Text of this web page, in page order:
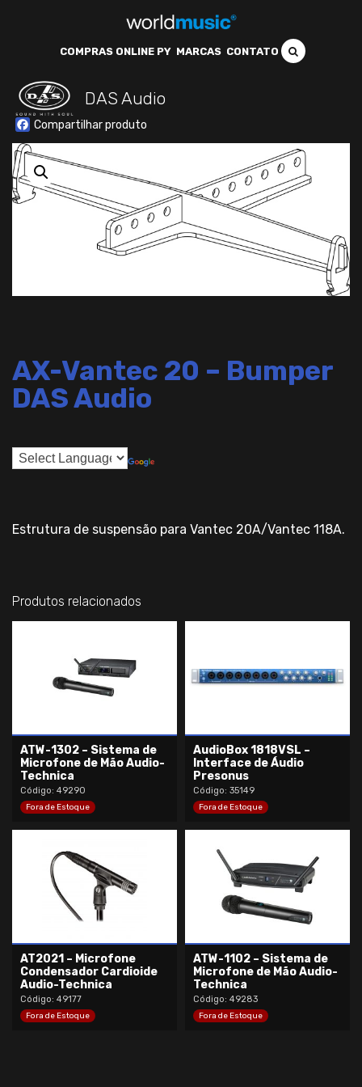
COMPRAS ONLINE PY MARCAS CONTATO
DAS Audio
Facebook
AX-Vantec 20 – Bumper
DAS Audio
Estrutura de suspensão para Vantec 20A/Vantec 118A.
Produtos relacionados
ATW-1302 – Sistema de
Microfone de Mão Audio-
Technica
Código: 49290
Fora de Estoque
AudioBox 1818VSL –
Interface de Áudio
Presonus
Código: 35149
Fora de Estoque
AT2021 – Microfone
Condensador Cardioide
Audio-Technica
Código: 49177
Fora de Estoque
ATW-1102 – Sistema de
Microfone de Mão Audio-
Technica
Código: 49283
Fora de Estoque